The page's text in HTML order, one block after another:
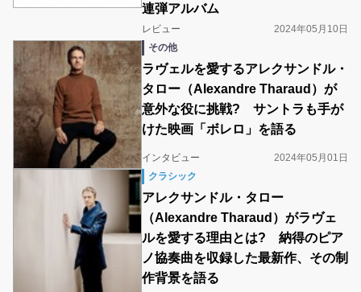
連弾アルバム
レビュー
2024年05月10日
その他
ラヴェルを愛するアレクサンドル・
タロー（Alexandre Tharaud）が
意外な役に挑戦? サントラも手が
けた映画「ボレロ」を語る
インタビュー
2024年05月01日
クラシック
アレクサンドル・タロー
（Alexandre Tharaud）がラヴェ
ルを愛する理由とは? 納得のピア
ノ協奏曲を収録した最新作、その制
作背景を語る